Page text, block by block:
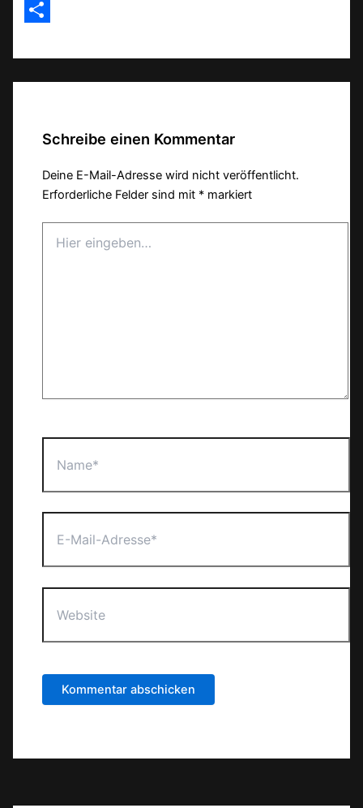
Email
Schreibe einen Kommentar
Deine E-Mail-Adresse wird nicht veröffentlicht.
Erforderliche Felder sind mit * markiert
eingeben…
Mail-